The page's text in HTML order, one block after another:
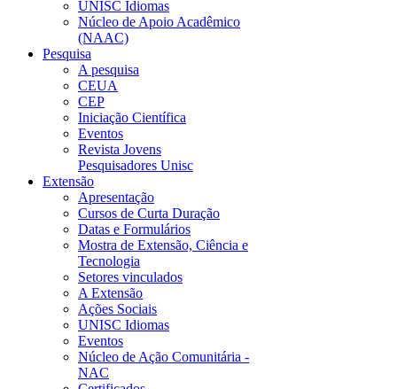
UNISC Idiomas
Núcleo de Apoio Acadêmico
(NAAC)
Pesquisa
A pesquisa
CEUA
CEP
Iniciação Científica
Eventos
Revista Jovens
Pesquisadores Unisc
Extensão
Apresentação
Cursos de Curta Duração
Datas e Formulários
Mostra de Extensão, Ciência e
Tecnologia
Setores vinculados
A Extensão
Ações Sociais
UNISC Idiomas
Eventos
Núcleo de Ação Comunitária -
NAC